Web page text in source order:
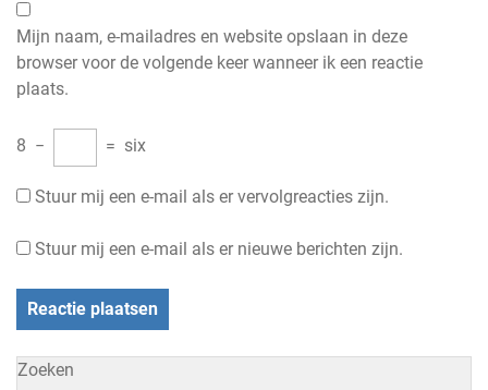
Mijn naam, e-mailadres en website opslaan in deze
browser voor de volgende keer wanneer ik een reactie
plaats.
8 − = six
Stuur mij een e-mail als er vervolgreacties zijn.
Stuur mij een e-mail als er nieuwe berichten zijn.
Zoeken